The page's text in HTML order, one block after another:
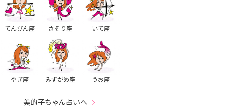
てんびん座 さそり座 いて座
やぎ座 みずがめ座 うお座
美的子ちゃん占いへ